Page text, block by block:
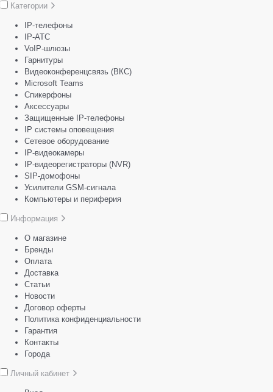
Категории
IP-телефоны
IP-АТС
VoIP-шлюзы
Гарнитуры
Видеоконференцсвязь (ВКС)
Microsoft Teams
Спикерфоны
Аксессуары
Защищенные IP-телефоны
IP системы оповещения
Сетевое оборудование
IP-видеокамеры
IP-видеорегистраторы (NVR)
SIP-домофоны
Усилители GSM-сигнала
Компьютеры и периферия
Информация
О магазине
Бренды
Оплата
Доставка
Статьи
Новости
Договор оферты
Политика конфиденциальности
Гарантия
Контакты
Города
Личный кабинет